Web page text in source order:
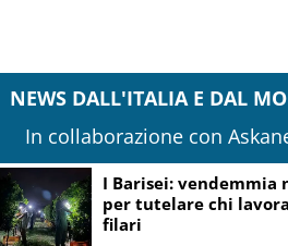
NEWS DALL'ITALIA E DAL
In collaborazione con
I Barisei: vendemmia
per tutelare chi
filari